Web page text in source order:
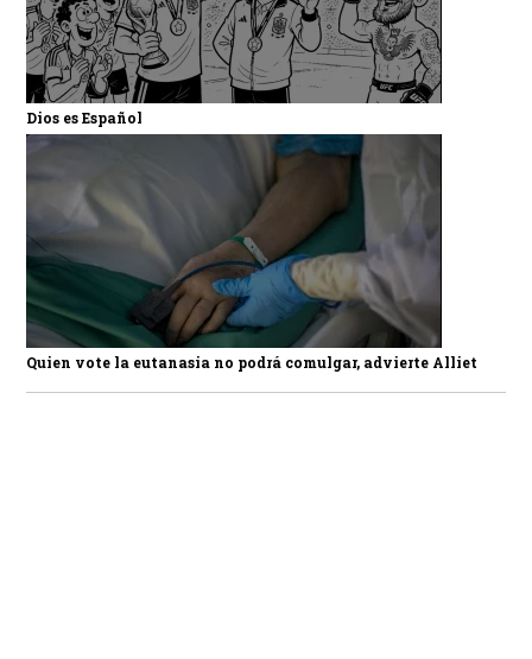
Dios es Español
Quien vote la eutanasia no podrá comulgar, advierte Alliet